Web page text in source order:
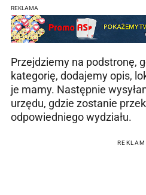
REKLAMA
Przejdziemy na podstronę,
kategorię, dodajemy opis,
je mamy. Następnie
urzędu, gdzie zostanie
odpowiedniego wydziału.